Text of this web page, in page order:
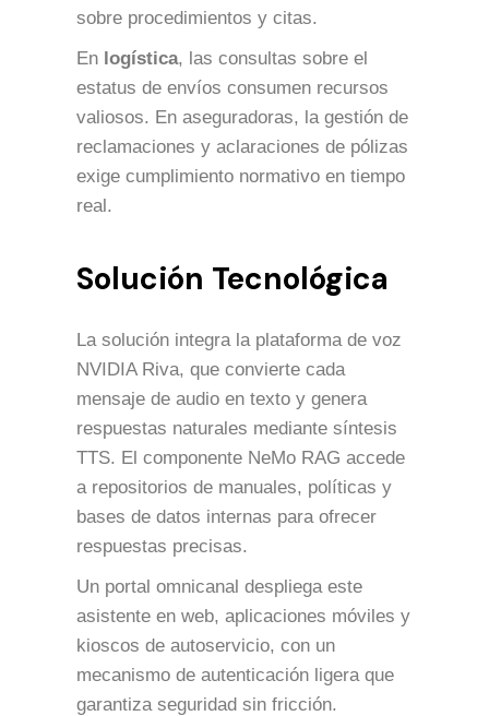
sobre procedimientos y citas.
En logística, las consultas sobre el
estatus de envíos consumen recursos
valiosos. En aseguradoras, la gestión de
reclamaciones y aclaraciones de pólizas
exige cumplimiento normativo en tiempo
real.
Solución Tecnológica
La solución integra la plataforma de voz
NVIDIA Riva, que convierte cada
mensaje de audio en texto y genera
respuestas naturales mediante síntesis
TTS. El componente NeMo RAG accede
a repositorios de manuales, políticas y
bases de datos internas para ofrecer
respuestas precisas.
Un portal omnicanal despliega este
asistente en web, aplicaciones móviles y
kioscos de autoservicio, con un
mecanismo de autenticación ligera que
garantiza seguridad sin fricción.